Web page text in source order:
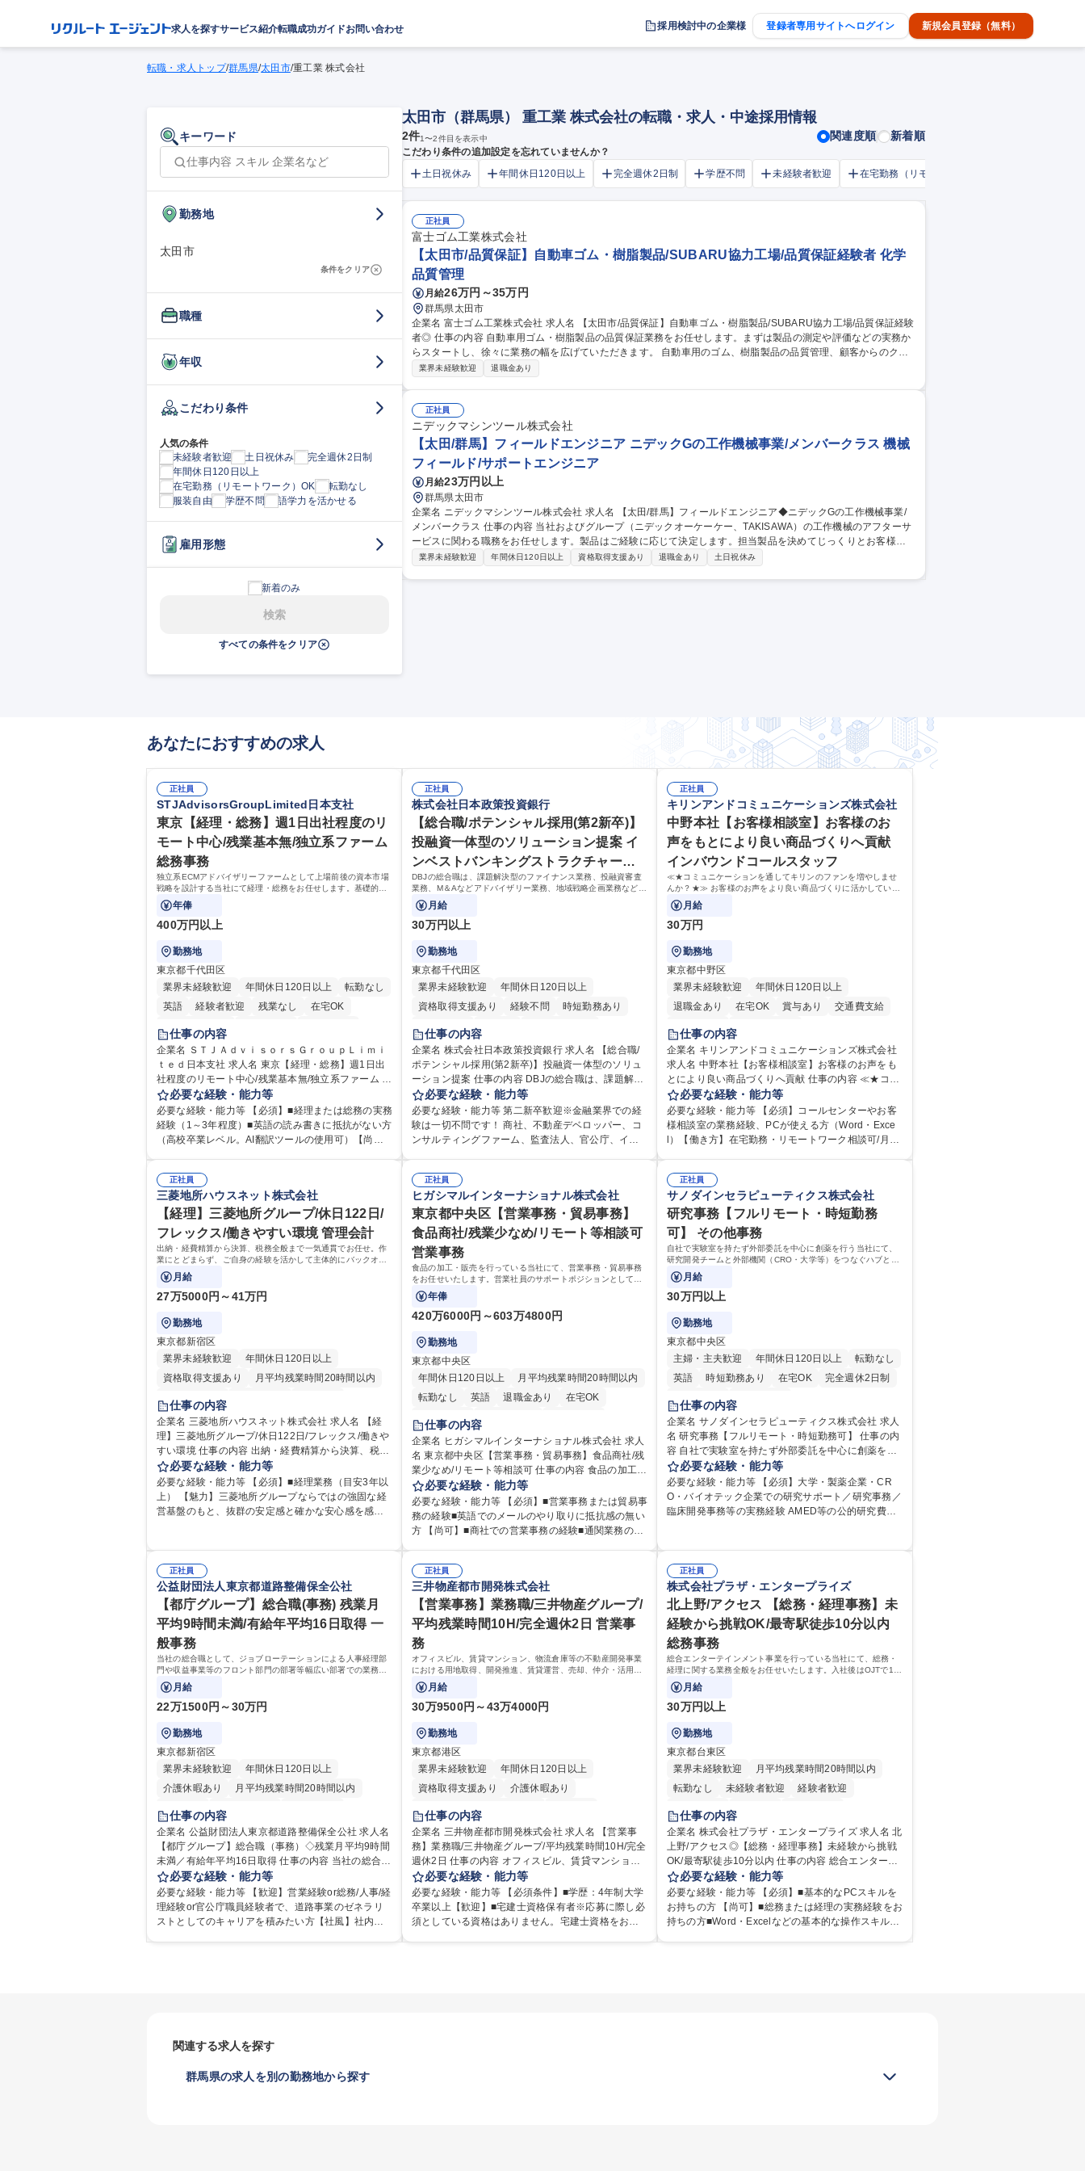
求人を探すサービス紹介転職成功ガイドお問い合わせ 採用検討中の企業様 登録者専用サイトへログイン 新規会員登録（無料）
転職・求人トップ/群馬県/太田市/重工業 株式会社
キーワード
勤務地
太田市
条件をクリア
職種
年収
こだわり条件
人気の条件
未経験者歓迎
土日祝休み
完全週休2日制
年間休日120日以上
在宅勤務（リモートワーク）OK
転勤なし
服装自由
学歴不問 語学力を活かせる
雇用形態
新着のみ
検索
すべての条件をクリア
太田市（群馬県） 重工業 株式会社の転職・求人・中途採用情報
2件1〜2件目を表示中 関連度順 新着順
こだわり条件の追加設定を忘れていませんか？
土日祝休み
年間休日120日以上 完全週休2日制 学歴不問 未経験者歓迎 在宅勤務（リモートワーク）OK
正社員
富士ゴム工業株式会社
【太田市/品質保証】自動車ゴム・樹脂製品/SUBARU協力工場/品質保証経験者 化学
品質管理
月給26万円～35万円
群馬県太田市
企業名 富士ゴム工業株式会社 求人名 【太田市/品質保証】自動車ゴム・樹脂製品/SUBARU協力工場/品質保証経験
者◎ 仕事の内容 自動車用ゴム・樹脂製品の品質保証業務をお任せします。まずは製品の測定や評価などの実務か
らスタートし、徐々に業務の幅を広げていただきます。 自動車用のゴム、樹脂製品の品質管理、顧客からのクレ
ームや調査の対応を行います。まずは1ヶ月の現場研修後、3ヶ月～半年間のOJTを経て、1年程度での独り立ちを
の指導、課題進捗管理、品質監査 募集職種 【太田市/品質保証】自動車ゴム・樹脂製品/SUBARU協力工場/品質保
証経験者◎
業界未経験歓迎 退職金あり
正社員
ニデックマシンツール株式会社
【太田/群馬】フィールドエンジニア ニデックGの工作機械事業/メンバークラス 機械
フィールド/サポートエンジニア
月給23万円以上
群馬県太田市
企業名 ニデックマシンツール株式会社 求人名 【太田/群馬】フィールドエンジニア◆ニデックGの工作機械事業/
メンバークラス 仕事の内容 当社およびグループ（ニデックオーケーケー、TAKISAWA）の工作機械のアフターサ
ービスに関わる職務をお任せします。製品はご経験に応じて決定します。担当製品を決めてじっくりとお客様の
サポートを行う業務です。 お客様を訪問し、工作機械の修理・点検・精度調整を主に担当頂きます。 ※工作機械
業界未経験歓迎 年間休日120日以上 資格取得支援あり 退職金あり 土日祝休み
あなたにおすすめの求人
正社員
STJAdvisorsGroupLimited日本支社
東京【経理・総務】週1日出社程度のリ
モート中心/残業基本無/独立系ファーム
総務事務
独立系ECMアドバイザリーファームとして上場前後の資本市場
戦略を設計する当社にて経理・総務をお任せします。基礎的な
バックオフィス業務からスタートし組織を支える専任担当とし
て広く活躍できる環境です。
年俸
400万円以上
勤務地
東京都千代田区
業界未経験歓迎
年間休日120日以上
転勤なし
英語
経験者歓迎 残業なし
在宅OK
完全週休2日制
仕事の内容
企業名 ＳＴＪＡｄｖｉｓｏｒｓＧｒｏｕｐＬｉｍｉ
ｔｅｄ日本支社 求人名 東京【経理・総務】週1日出
社程度のリモート中心/残業基本無/独立系ファーム 仕
事の内容 独立系ECMアドバイザリーファームとして
上場前後の資本市場戦略を設計する当社にて経理・
総務をお任せします。基礎的なバックオフィス業務
からスタートし組織を支える専任担当として広く活
応（AI翻訳ツール等を使用しての対応で問題ござい
ません） ■オフィス環境整備、郵便物の発送・受取等
の総務業務全般 ■その他バックオフィス関連サポート
※ご経験に合わせて無理なく業務をお任せします。
残業も基本的には発生せず、ご自身のペースで業務
を進めやすく定着率の高い環境です。 募集職種 東京
本無/独立系ファーム
必要な経験・能力等
必要な経験・能力等 【必須】■経理または総務の実務
経験（1～3年程度）■英語の読み書きに抵抗がない方
（高校卒業レベル。AI翻訳ツールの使用可）【尚
格や、TOEIC等のスコアは求めておりません。日々
の事務処理を丁寧かつ正確に行える方を歓迎しま
す。【働き方について】現在は週4日程度の在宅勤務
を実施しており、ワークライフバランスを重視する
方に最適な環境です（フルリモートも面接で相談
可）。【求める人物像】幅広いバックオフィス業務
に柔軟に対応でき、社内外と円滑にコミュニケーシ
ョンを取りながら業務を推進できる方 学歴・資格 学
歴：大学院 大学 高専 短大 専修学校 高校 語学力： 資
正社員
株式会社日本政策投資銀行
【総合職/ポテンシャル採用(第2新卒)】
投融資一体型のソリューション提案 イ
ンベストバンキングストラクチャード
ファイナンス
DBJの総合職は、課題解決型のファイナンス業務、投融資審査
業務、M＆Aなどアドバイザリー業務、地域戦略企画業務など、
多様な業務に精通し、複数の専門性を掛け合わせて広く社会に
貢献していく職種です。
月給
30万円以上
勤務地
東京都千代田区
業界未経験歓迎
年間休日120日以上
資格取得支援あり
経験不問
時短勤務あり
退職金あり
交通費支給
駅近5分以内
土日祝休み
第二新卒歓迎
寮・社宅あり
食事補助あり
託児所あり
仕事の内容
企業名 株式会社日本政策投資銀行 求人名 【総合職/
ポテンシャル採用(第2新卒)】投融資一体型のソリュ
ーション提案 仕事の内容 DBJの総合職は、課題解決
型のファイナンス業務、投融資審査業務、M＆Aなど
アドバイザリー業務、地域戦略企画業務など、多様
な業務に精通し、複数の専門性を掛け合わせて広く
社会に貢献していく職種です。 入社後は、横断的な
だき、下記いずれかの部門でご活躍いただきます。
※未経験の方に関しては、入行後3ヶ月間の金融の実
務を学んでいただく研修を準備しております。 ・法
人RM業務・金融機能業務・コーポレート・ナレッジ
業務 ※それぞれの業務内容に関しては、別途その他
労働条件備考欄に記載 募集職種 【総合職/ポテンシャ
ル採用(第2新卒)】投融資一体型のソリューション提
案
必要な経験・能力等
必要な経験・能力等 第二新卒歓迎※金融業界での経
験は一切不問です！ 商社、不動産デベロッパー、コ
ンサルティングファーム、監査法人、官公庁、イン
では、強い社会的使命感をもち、今後の日本のあり
方を俯瞰する総合性と、金融分野のフロンティアを
切り拓く高い志を併せもった人材を求めています。
ポテンシャル採用（第2新卒）では、金融業界での経
験や知識を問いません。新たな時代を見据えて、複
雑化する社会課題の解決に向けて先鞭をつける役割
を担いたい、という気概をお持ちの方を心待ちにし
ています。 学歴・資格 学歴：大学院 大学 語学力：
資格：
正社員
キリンアンドコミュニケーションズ株式会社
中野本社【お客様相談室】お客様のお
声をもとにより良い商品づくりへ貢献
インバウンドコールスタッフ
≪★コミュニケーションを通してキリンのファンを増やしませ
んか？★≫ お客様のお声をより良い商品づくりに活かしていく
上で、窓口となるお客様相談室でのお仕事です。
月給
30万円
勤務地
東京都中野区
業界未経験歓迎
年間休日120日以上
退職金あり
在宅OK 賞与あり
交通費支給
土日祝休み
仕事の内容
企業名 キリンアンドコミュニケーションズ株式会社
求人名 中野本社【お客様相談室】お客様のお声をも
とにより良い商品づくりへ貢献 仕事の内容 ≪★コミ
ュニケーションを通してキリンのファンを増やしま
せんか？★≫ お客様のお声をより良い商品づくりに
活かしていく上で、窓口となるお客様相談室でのお
仕事です。 日々お客様からいただくキリングループ
るとともにグループ内活動に反映しています。 【具
体的には】電話応対、メール、お手紙対応、ご指摘
品調査報告書作成、有人チャットボット対応など。
【1日の対応件数】■電話：月間一人当たり平均100
件前後■メール・手紙：同上40件前後 募集職種 中野
本社【お客様相談室】お客様のお声をもとにより良
必要な経験・能力等
必要な経験・能力等 【必須】コールセンターやお客
様相談室の業務経験、PCが使える方（Word・Exce
l）【働き方】在宅勤務・リモートワーク相談可/月平
た段階でメール・手紙のOJTを実施する予定です。独
り立ち以降もしっかりフォローする体制を整えてい
ますのでご安心ください。 【当社について】キリン
グループの広報機能を担う会社として、お客様との
出会いを大切にし、磨き上げたホスピタリティを込
めてコミュニケーションをとりながら広報関連業務
を行っております。 学歴・資格 学歴：大学院 大学
高専 短大 専修学校 高校 語学力： 資格：
正社員
三菱地所ハウスネット株式会社
【経理】三菱地所グループ/休日122日/
フレックス/働きやすい環境 管理会計
出納・経費精算から決算、税務全般まで一気通貫でお任せ。作
業にとどまらず、ご自身の経験を活かして主体的にバックオフ
ィスを支えるポジションです。
月給
27万5000円～41万円
勤務地
東京都新宿区
業界未経験歓迎
年間休日120日以上
資格取得支援あり
月平均残業時間20時間以内
時短勤務あり
完全週休2日制
交通費支給 寮・社宅あり
仕事の内容
企業名 三菱地所ハウスネット株式会社 求人名 【経
理】三菱地所グループ/休日122日/フレックス/働きや
すい環境 仕事の内容 出納・経費精算から決算、税務
全般まで一気通貫でお任せ。作業にとどまらず、ご
自身の経験を活かして主体的にバックオフィスを支
えるポジションです。 経理業務全般をお任せしま
す。 ■出納業務（日々の入出金、経費精算業務） ■管
日122日/フレックス/働きやすい環境
必要な経験・能力等
必要な経験・能力等 【必須】■経理業務（目安3年以
上） 【魅力】三菱地所グループならではの強固な経
営基盤のもと、抜群の安定感と確かな安心感を感じ
に向けて有給休暇の取得を強力に後押ししており、
長期休暇の取得はもちろん、日々のプライベートの
時間も十分に確保できるよう、職場環境が整備され
ています。 「これまでの経理経験を活かしつつ、仕
事も私生活も両立させたい」という方におすすめで
す。 学歴・資格 学歴：大学院 大学 高専 短大 専修学
校 高校 語学力： 資格：日商簿記検定3級
正社員
ヒガシマルインターナショナル株式会社
東京都中央区【営業事務・貿易事務】
食品商社/残業少なめ/リモート等相談可
営業事務
食品の加工・販売を行っている当社にて、営業事務・貿易事務
をお任せいたします。営業社員のサポートポジションとして、
受発注から海外工場との調整まで幅広く対応し、当社事業の根
幹を支えていただきます。
年俸
420万6000円～603万4800円
勤務地
東京都中央区
年間休日120日以上
月平均残業時間20時間以内
転勤なし
英語 退職金あり
在宅OK
交通費支給
仕事の内容
企業名 ヒガシマルインターナショナル株式会社 求人
名 東京都中央区【営業事務・貿易事務】食品商社/残
業少なめ/リモート等相談可 仕事の内容 食品の加工・
販売を行っている当社にて、営業事務・貿易事務を
お任せいたします。営業社員のサポートポジション
として、受発注から海外工場との調整まで幅広く対
応し、当社事業の根幹を支えていただきます。 ■受発
業者を通して行う輸出入業全般 ■倉庫との倉入れ調整
等 ※ゼネラリストとしてのキャリアアップを目指す
ことが可能です。単に商品を販売するだけでなく原
料の仕入れから販売までをトータルプロデュースし
ているため、商品に関わる全ての業務をサポート頂
きます。 募集職種 東京都中央区【営業事務・貿易事
務】食品商社/残業少なめ/リモート等相談可
必要な経験・能力等
必要な経験・能力等 【必須】■営業事務または貿易事
務の経験■英語でのメールのやり取りに抵抗感の無い
方 【尚可】■商社での営業事務の経験■通関業務の経
週1日のリモート勤務も相談可能で、ワークライフバ
ランスを保ち長期就業しやすい環境です。 【当社の
強み】1991年の設立以来、外食産業を中心としたお
客様の多様なニーズに沿った冷凍水産物等の生産・
輸入・販売を一貫して手掛けています。自社工場と
海外拠点の強固な連携によるワンストップサービス
が最大の強みです。 学歴・資格 学歴：大学院 大学
語学力：英語 資格：
正社員
サノダインセラピューティクス株式会社
研究事務【フルリモート・時短勤務
可】 その他事務
自社で実験室を持たず外部委託を中心に創薬を行う当社にて、
研究開発チームと外部機関（CRO・大学等）をつなぐハブとし
て、契約・発注・予算管理などの研究事務全般をお任せしま
す。月給
30万円以上
勤務地
東京都中央区
主婦・主夫歓迎
年間休日120日以上
転勤なし
英語
時短勤務あり 在宅OK
完全週休2日制
交通費支給
仕事の内容
企業名 サノダインセラピューティクス株式会社 求人
名 研究事務【フルリモート・時短勤務可】 仕事の内
容 自社で実験室を持たず外部委託を中心に創薬を行
う当社にて、研究開発チームと外部機関（CRO・大
学等）をつなぐハブとして、契約・発注・予算管理
などの研究事務全般をお任せします。 ■見積取得、発
注、検収、請求処理等の事務手続き ■委託先との定例
研究開発の進捗・タイムライン・予算執行管理サポ
ート ■AMED等公的研究費の申請・報告書類作成補助
および経費管理 ■社内外関係者との連絡調整・その他
研究開発に関わる総務・庶務 募集職種 研究事務【フ
ルリモート・時短勤務可】
必要な経験・能力等
必要な経験・能力等 【必須】大学・製薬企業・CR
O・バイオテック企業での研究サポート／研究事務／
臨床開発事務等の実務経験 AMED等の公的研究費に
請・執行管理経験 ■英語での文書読解・メール対応力
【働き方について】フルリモートやハイブリッド勤
務、時短勤務など個々のライフスタイルに応じた柔
軟な働き方が可能です。育児や介護との両立も応援
します。 学歴・資格 学歴：大学院 大学 語学力： 資
格：
正社員
公益財団法人東京都道路整備保全公社
【都庁グループ】総合職(事務) 残業月
平均9時間未満/有給年平均16日取得 一
般事務
当社の総合職として、ジョブローテーションによる人事経理部
門や収益事業等のフロント部門の部署等幅広い部署での業務を
お任せいたします。研修制度やキャリア支援が充実しておりま
す！ ※下記業務詳細
月給
22万1500円～30万円
勤務地
東京都新宿区
業界未経験歓迎
年間休日120日以上
介護休暇あり
月平均残業時間20時間以内
転勤なし
住宅手当あり
研修あり
退職金あり
賞与あり
完全週休2日制
交通費支給
駅近5分以内
資格取得手当あり
食事補助あり
仕事の内容
企業名 公益財団法人東京都道路整備保全公社 求人名
【都庁グループ】総合職（事務）◇残業月平均9時間
未満／有給年平均16日取得 仕事の内容 当社の総合職
として、ジョブローテーションによる人事経理部門
や収益事業等のフロント部門の部署等幅広い部署で
の業務をお任せいたします。研修制度やキャリア支
援が充実しております！ ※下記業務詳細 【業務詳
業務 募集職種 【都庁グループ】総合職（事務）◇残
必要な経験・能力等
必要な経験・能力等 【歓迎】営業経験or総務/人事/経
理経験or官公庁職員経験者で、道路事業のゼネラリ
ストとしてのキャリアを積みたい方【社風】社内関
管理運営を行うなど、事業収益を生み出す活動を積
極的に行っています。 学歴・資格 学歴：大学院 大学
正社員
三井物産都市開発株式会社
【営業事務】業務職/三井物産グループ/
平均残業時間10H/完全週休2日 営業事
務
オフィスビル、賃貸マンション、物流倉庫等の不動産開発事業
における用地取得、開発推進、賃貸運営、売却、仲介・活用提
案等を行う営業部門において事務業務を担当いただきます。
月給
30万9500円～43万4000円
勤務地
東京都港区
業界未経験歓迎
年間休日120日以上
資格取得支援あり
介護休暇あり
月平均残業時間20時間以内
退職金あり
在宅OK 賞与あり
育休あり
完全週休2日制
交通費支給
駅近5分以内
土日祝休み
寮・社宅あり
仕事の内容
企業名 三井物産都市開発株式会社 求人名 【営業事
務】業務職/三井物産グループ/平均残業時間10H/完全
週休2日 仕事の内容 オフィスビル、賃貸マンショ
ン、物流倉庫等の不動産開発事業における用地取
得、開発推進、賃貸運営、売却、仲介・活用提案等
を行う営業部門において事務業務を担当いただきま
す。 【詳細】・契約書管理、契約書製本、捺印対
必要な経験・能力等
必要な経験・能力等 【必須条件】■学歴：4年制大学
卒業以上【歓迎】■宅建士資格保有者※応募に際し必
須としている資格はありません。宅建士資格をお持
正社員
株式会社プラザ・エンタープライズ
北上野/アクセス 【総務・経理事務】未
経験から挑戦OK/最寄駅徒歩10分以内
総務事務
総合エンターテインメント事業を行っている当社にて、総務・
経理に関する業務全般をお任せいたします。入社後はOJTで1つ
ひとつ業務を覚えることができ、未経験からでも安心してスタ
ートできる環境です。
月給
30万円以上
勤務地
東京都台東区
業界未経験歓迎
月平均残業時間20時間以内
転勤なし
未経験者歓迎
経験者歓迎
退職金あり
仕事の内容
企業名 株式会社プラザ・エンタープライズ 求人名 北
上野/アクセス◎【総務・経理事務】未経験から挑戦
OK/最寄駅徒歩10分以内 仕事の内容 総合エンターテ
インメント事業を行っている当社にて、総務・経理
に関する業務全般をお任せいたします。入社後はOJT
で1つひとつ業務を覚えることができ、未経験からで
も安心してスタートできる環境です。 総務・経理と
必要な経験・能力等
必要な経験・能力等 【必須】■基本的なPCスキルを
お持ちの方 【尚可】■総務または経理の実務経験をお
持ちの方■Word・Excelなどの基本的な操作スキルを
関連する求人を探す
群馬県の求人を別の勤務地から探す